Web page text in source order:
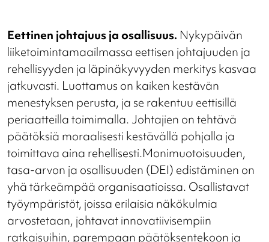
Eettinen johtajuus ja osallisuus. Nykypäivän
liiketoimintamaailmassa eettisen johtajuuden ja
rehellisyyden ja läpinäkyvyyden merkitys kasvaa
jatkuvasti. Luottamus on kaiken kestävän
menestyksen perusta, ja se rakentuu eettisillä
periaatteilla toimimalla. Johtajien on tehtävä
päätöksiä moraalisesti kestävällä pohjalla ja
toimittava aina rehellisesti.Monimuotoisuuden,
tasa-arvon ja osallisuuden (DEI) edistäminen on
yhä tärkeämpää organisaatioissa. Osallistavat
työympäristöt, joissa erilaisia näkökulmia
arvostetaan, johtavat innovatiivisempiin
ratkaisuihin, parempaan päätöksentekoon ja